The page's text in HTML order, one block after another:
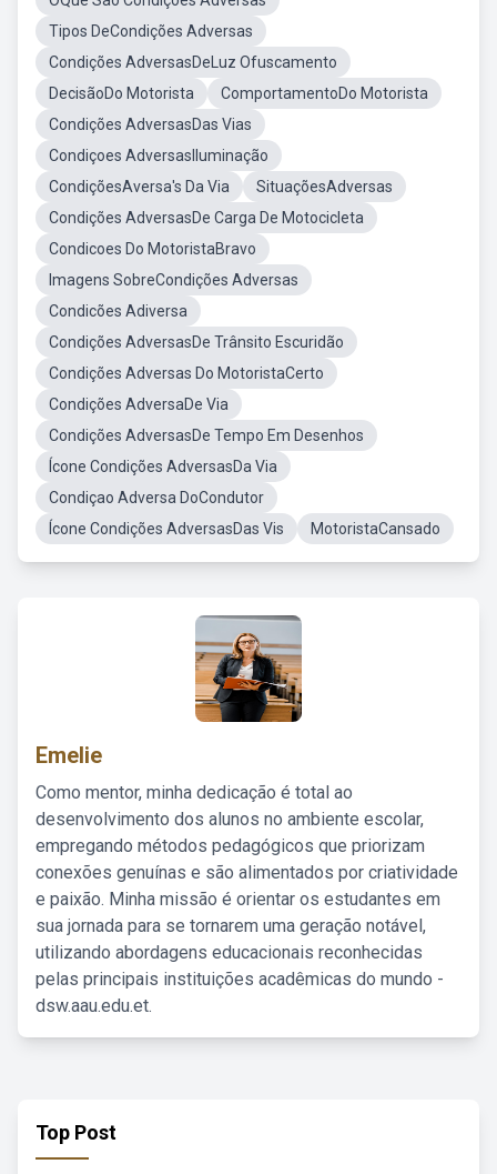
Tipos DeCondições Adversas
Condições AdversasDeLuz Ofuscamento
DecisãoDo Motorista
ComportamentoDo Motorista
Condições AdversasDas Vias
Condiçoes AdversasIluminação
CondiçõesAversa's Da Via
SituaçõesAdversas
Condições AdversasDe Carga De Motocicleta
Condicoes Do MotoristaBravo
Imagens SobreCondições Adversas
Condicões Adiversa
Condições AdversasDe Trânsito Escuridão
Condições Adversas Do MotoristaCerto
Condições AdversaDe Via
Condições AdversasDe Tempo Em Desenhos
Ícone Condições AdversasDa Via
Condiçao Adversa DoCondutor
Ícone Condições AdversasDas Vis
MotoristaCansado
Emelie
Como mentor, minha dedicação é total ao
desenvolvimento dos alunos no ambiente escolar,
empregando métodos pedagógicos que priorizam
conexões genuínas e são alimentados por criatividade
e paixão. Minha missão é orientar os estudantes em
sua jornada para se tornarem uma geração notável,
utilizando abordagens educacionais reconhecidas
pelas principais instituições acadêmicas do mundo -
dsw.aau.edu.et.
Top Post